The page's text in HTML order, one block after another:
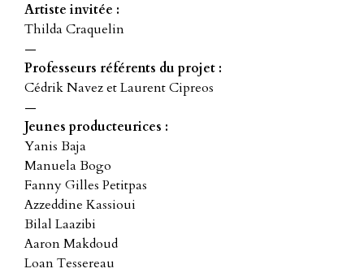
Artiste invitée :
Thilda Craquelin
—
Professeurs référents du projet :
Cédrik Navez et Laurent Cipreos
—
Jeunes producteurices :
Yanis Baja
Manuela Bogo
Fanny Gilles Petitpas
Azzeddine Kassioui
Bilal Laazibi
Aaron Makdoud
Loan Tessereau